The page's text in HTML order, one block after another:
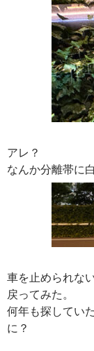
アレ？
なんか分離帯に
車を止められな
戻ってみた。
何年も探してい
に？